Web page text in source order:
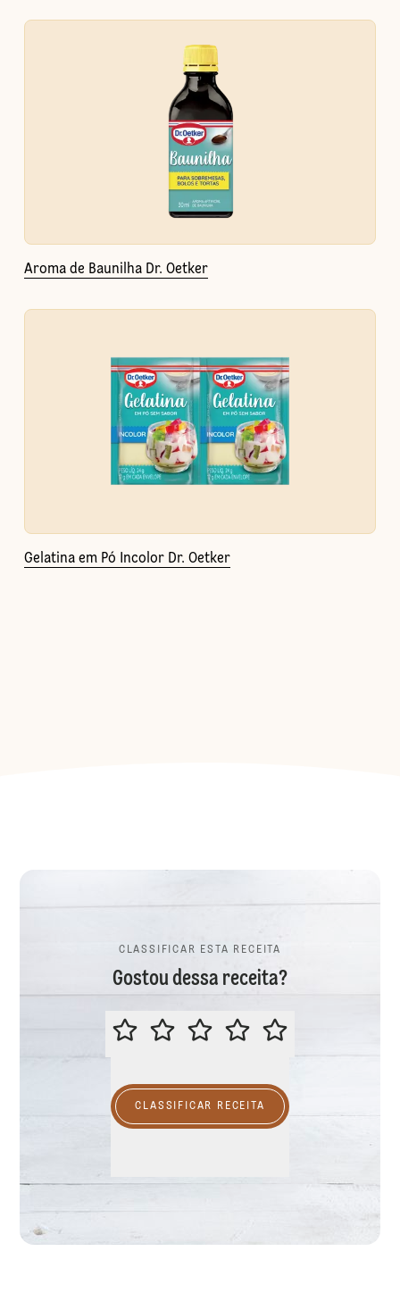
Aroma de Baunilha Dr. Oetker
Gelatina em Pó Incolor Dr. Oetker
CLASSIFICAR ESTA RECEITA
Gostou dessa receita?
CLASSIFICAR ESTA RECEITA
CLASSIFICAR RECEITA